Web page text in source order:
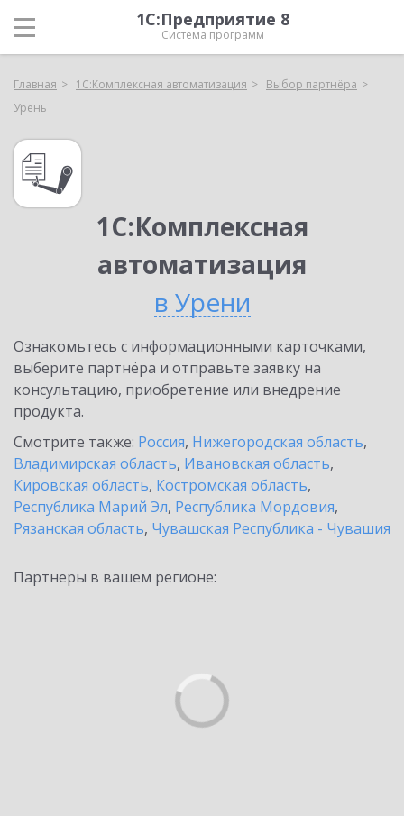
1С:Предприятие 8
Система программ
Главная 1С:Комплексная автоматизация
Выбор партнёра
Урень
1С:Комплексная
автоматизация
в Урени
Ознакомьтесь с информационными карточками,
выберите партнёра и отправьте заявку на
консультацию, приобретение или внедрение
продукта.
Смотрите также: Россия, Нижегородская область,
Владимирская область, Ивановская область,
Кировская область, Костромская область,
Республика Марий Эл, Республика Мордовия,
Рязанская область, Чувашская Республика - Чувашия
Партнеры в вашем регионе: